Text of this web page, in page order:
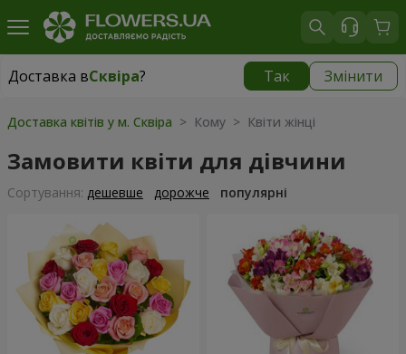
Доставка вСквіра? Так Змінити
Доставка вСквіра|
Доставка квітів у м. Сквіра > Кому > Квіти жінці
Замовити квіти для дівчини
Сортування: дешевше дорожче популярні